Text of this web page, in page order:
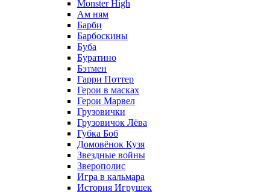
Monster High
Ам ням
Барби
Барбоскины
Буба
Буратино
Бэтмен
Гарри Поттер
Герои в масках
Герои Марвел
Грузовички
Грузовичок Лёва
Губка Боб
Домовёнок Кузя
Звездные войны
Зверополис
Игра в кальмара
История Игрушек